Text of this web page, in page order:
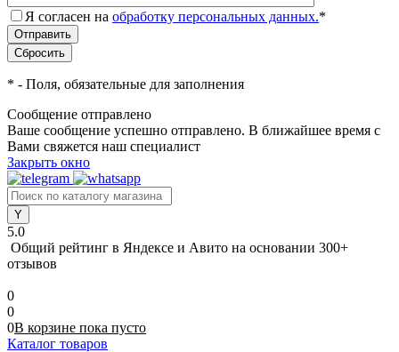
Я согласен на обработку персональных данных.*
* - Поля, обязательные для заполнения
Сообщение отправлено
Ваше сообщение успешно отправлено. В ближайшее время с
Вами свяжется наш специалист
Закрыть окно
5.0
Общий рейтинг в Яндексе и Авито на основании 300+
отзывов
0
0
0В корзине пока пусто
Каталог товаров